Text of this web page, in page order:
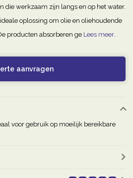
die werkzaam zijn langs en op het water.
oplossing om olie en oliehoudende
producten absorberen ge Lees meer..
aanvragen
voor gebruik op moeilijk bereikbare